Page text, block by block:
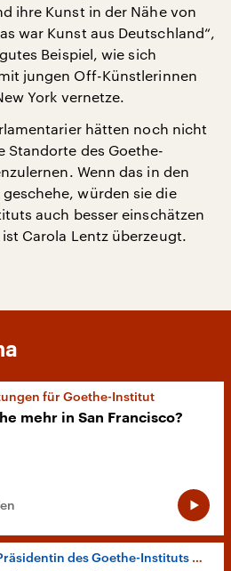
ihre Kunst in der Nähe von
war Kunst aus Deutschland“,
Beispiel, wie sich
jungen Off-Künstlerinnen
York vernetze.
hätten noch nicht
Standorte des Goethe-
Wenn das in den
würden sie die
auch besser einschätzen
Carola Lentz überzeugt.
für Goethe-Institut
mehr in San Francisco?
des Goethe-Instituts Carola Lentz